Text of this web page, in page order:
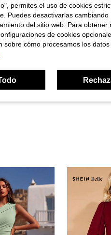
permites el uso de cookies
Puedes desactivarlas cambiando
del sitio web. Para obtener
de cookies
cómo procesamos los datos